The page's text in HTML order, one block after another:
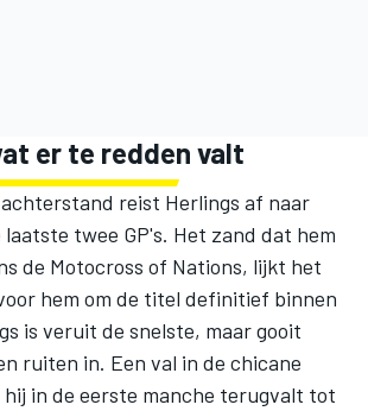
er te redden valt
reist Herlings af naar
twee GP's. Het zand dat hem
de Motocross of Nations, lijkt het
hem om de titel definitief binnen
is veruit de snelste, maar gooit
ruiten in. Een val in de chicane
in de eerste manche terugvalt tot